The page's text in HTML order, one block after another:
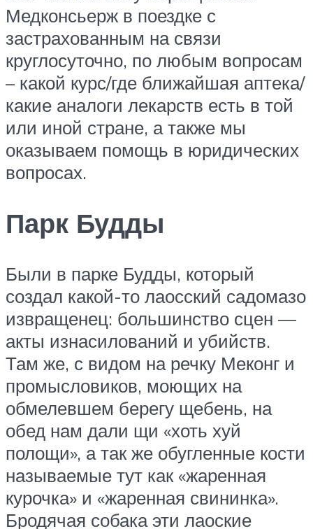
Медконсьерж в поездке с
застрахованным на связи
круглосуточно, по любым вопросам
– какой курс/где ближайшая аптека/
какие аналоги лекарств есть в той
или иной стране, а также мы
оказываем помощь в юридических
вопросах.
Парк Будды
Были в парке Будды, который
создал какой-то лаосский садомазо
извращенец: большинство сцен —
акты изнасилований и убийств.
Там же, с видом на речку Меконг и
промысловиков, моющих на
обмелевшем берегу щебень, на
обед нам дали щи «хоть хуй
полощи», а так же обугленные кости
называемые тут как «жаренная
курочка» и «жаренная свининка».
Бродячая собака эти лаоские